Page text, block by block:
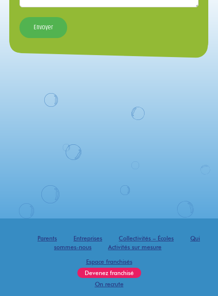
Parents Entreprises Collectivités – Écoles
Qui
sommes-nous
Activités sur mesure
Espace franchisés
Devenez franchisé
On recrute